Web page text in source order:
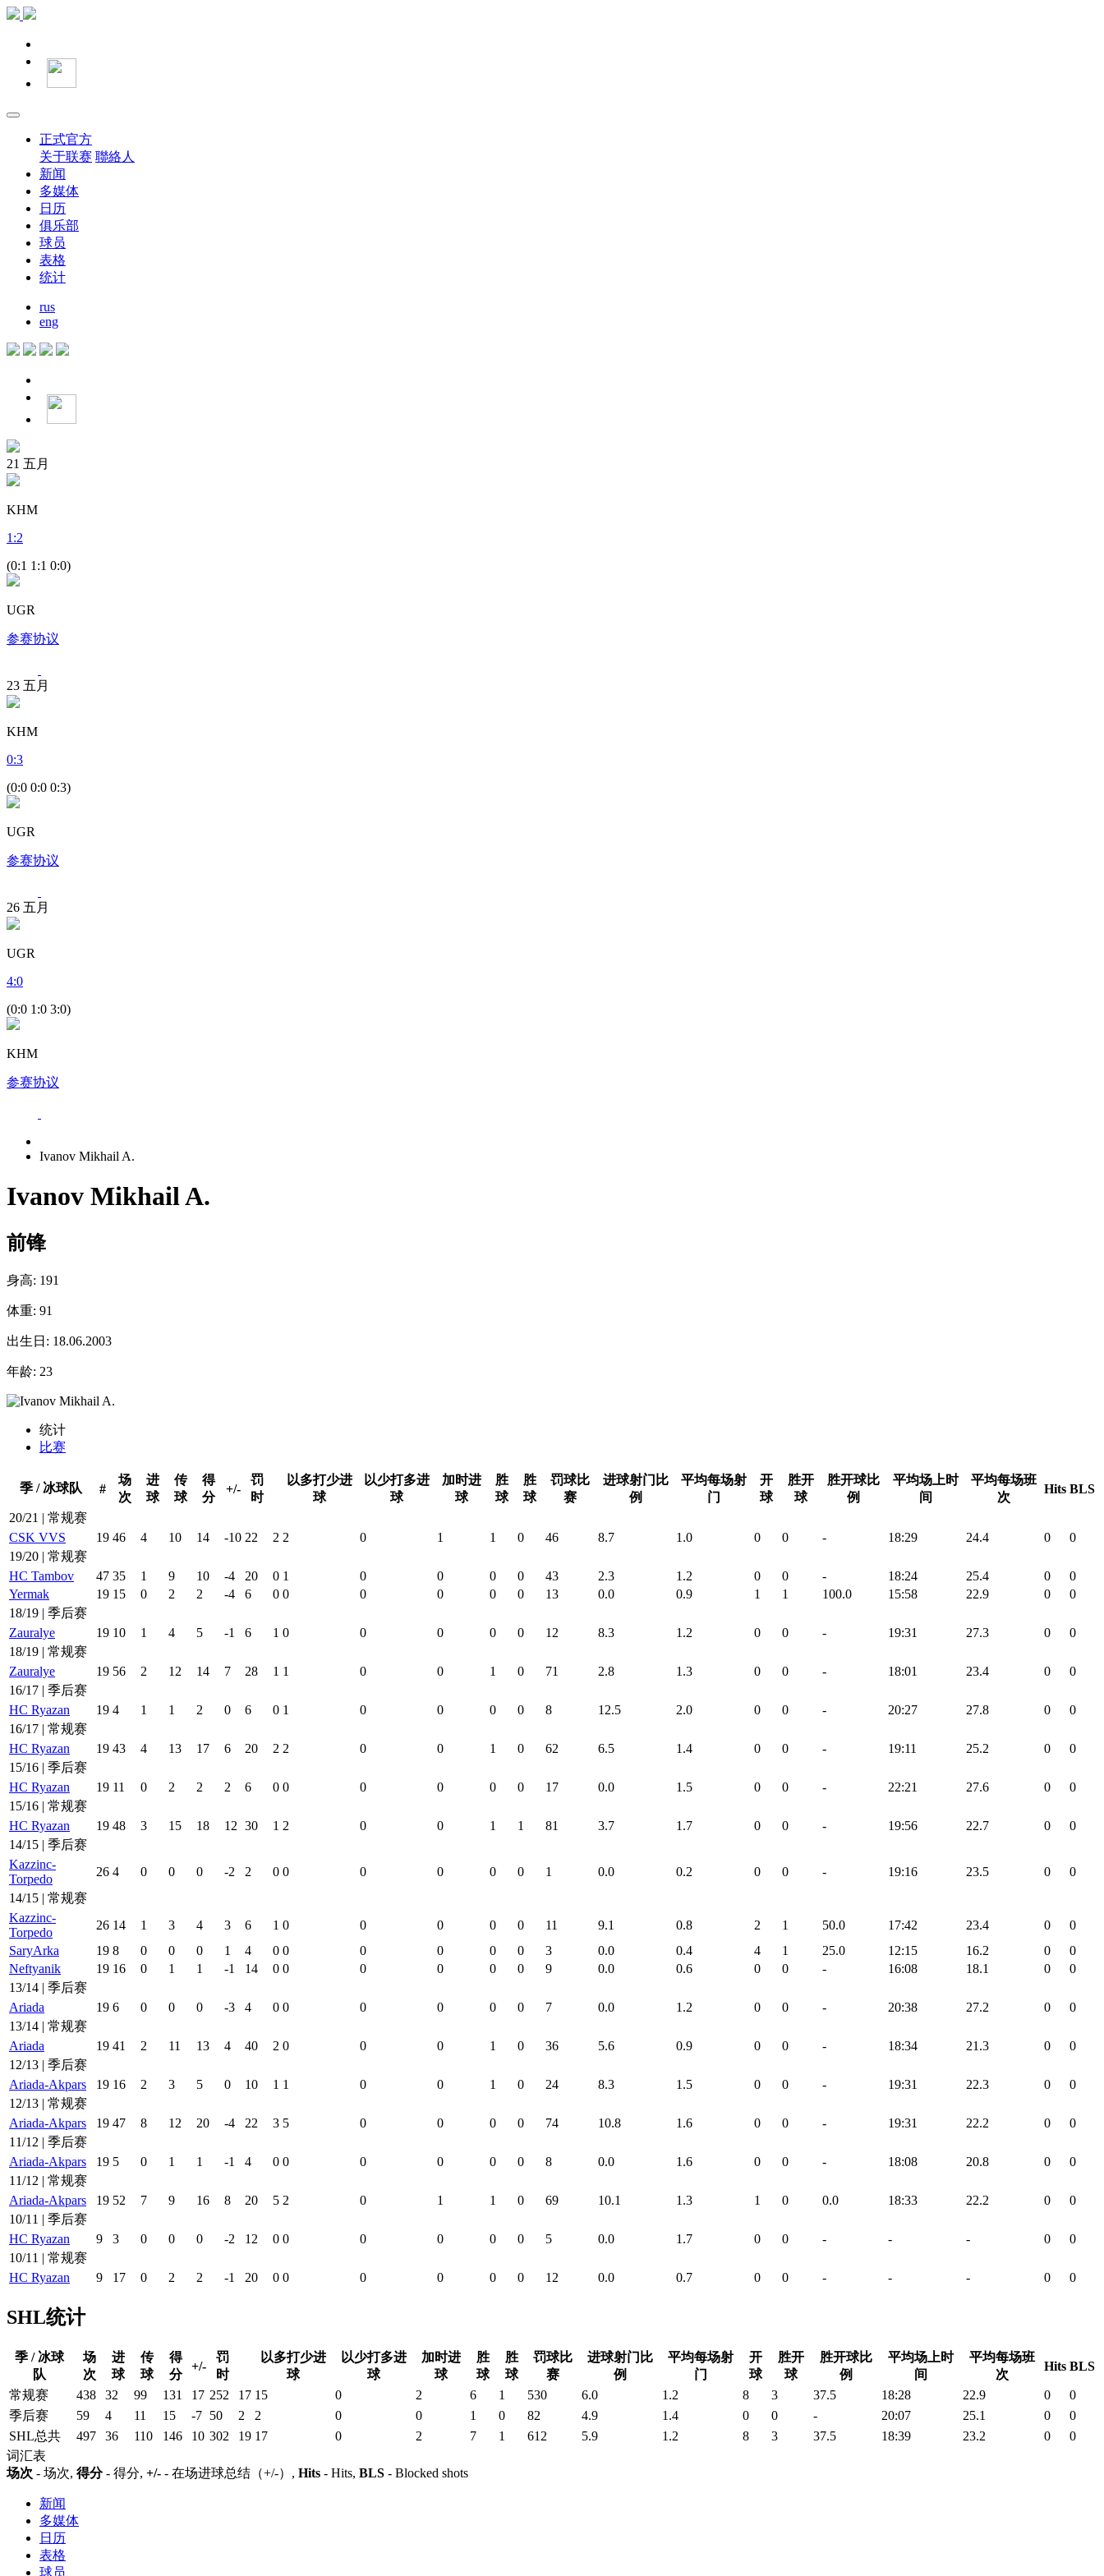
正式官方
关于联赛 聯絡人
新闻
多媒体
日历
俱乐部
球员
表格
统计
rus
eng
21 五月
KHM
1 :2
(0:1 1:1 0:0)
UGR
参赛协议
23 五月
KHM
0:3
(0:0 0:0 0:3)
UGR
参赛协议
26 五月
UGR
4:0
(0:0 1:0 3:0)
KHM
参赛协议
Ivanov Mikhail A.
Ivanov Mikhail A.
前锋
身高: 191
体重: 91
出生日: 18.06.2003
年龄: 23
统计
比赛
季 / 冰球队 #
场
次
进
球
传
球
得
分
+/-
罚
时
以多打少进
球
以少打多进
球
加时进
球
胜
球
胜
球
罚球比
赛
进球射门比
例
平均每场射
门
开
球
胜开
球
胜开球比
例
平均场上时
间
平均每场班
次
Hits BLS
20/21 | 常规赛
CSK VVS
19 46 4 10 14 -10 22 2 2 0 1 1 0 46 8.7 1.0 0 0 - 18:29 24.4 0
0
19/20 | 常规赛
HC Tambov
47 35 1 9 10 -4 20 0 1 0 0 0 0 43 2.3 1.2 0 0 - 18:24 25.4 0
0
Yermak
19 15 0 2 2 -4 6 0 0 0 0 0 0 13 0.0 0.9 1 1 100.0 15:58 22.9 0
0
18/19 | 季后赛
Zauralye
19 10 1 4 5 -1 6 1 0 0 0 0 0 12 8.3 1.2 0 0 - 19:31 27.3 0
0
18/19 | 常规赛
Zauralye
19 56 2 12 14 7 28 1 1 0 0 1 0 71 2.8 1.3 0 0 - 18:01 23.4 0
0
16/17 | 季后赛
HC Ryazan
19 4 1 1 2 0 6 0 1 0 0 0 0 8 12.5 2.0 0 0 - 20:27 27.8 0
0
16/17 | 常规赛
HC Ryazan
19 43 4 13 17 6 20 2 2 0 0 1 0 62 6.5 1.4 0 0 - 19:11 25.2 0
0
15/16 | 季后赛
HC Ryazan
19 11 0 2 2 2 6 0 0 0 0 0 0 17 0.0 1.5 0 0 - 22:21 27.6 0
0
15/16 | 常规赛
HC Ryazan
19 48 3 15 18 12 30 1 2 0 0 1 1 81 3.7 1.7 0 0 - 19:56 22.7 0
0
14/15 | 季后赛
Kazzinc-
Torpedo
26 4 0 0 0 -2 2 0 0 0 0 0 0 1 0.0 0.2 0 0 - 19:16 23.5 0
0
14/15 | 常规赛
Kazzinc-
Torpedo
26 14 1 3 4 3 6 1 0 0 0 0 0 11 9.1 0.8 2 1 50.0 17:42 23.4 0
0
SaryArka
19 8 0 0 0 1 4 0 0 0 0 0 0 3 0.0 0.4 4 1 25.0 12:15 16.2 0
0
Neftyanik
19 16 0 1 1 -1 14 0 0 0 0 0 0 9 0.0 0.6 0 0 - 16:08 18.1 0
0
13/14 | 季后赛
Ariada
19 6 0 0 0 -3 4 0 0 0 0 0 0 7 0.0 1.2 0 0 - 20:38 27.2 0
0
13/14 | 常规赛
Ariada
19 41 2 11 13 4 40 2 0 0 0 1 0 36 5.6 0.9 0 0 - 18:34 21.3 0
0
12/13 | 季后赛
Ariada-Akpars
19 16 2 3 5 0 10 1 1 0 0 1 0 24 8.3 1.5 0 0 - 19:31 22.3 0
0
12/13 | 常规赛
Ariada-Akpars
19 47 8 12 20 -4 22 3 5 0 0 0 0 74 10.8 1.6 0 0 - 19:31 22.2 0
0
11/12 | 季后赛
Ariada-Akpars
19 5 0 1 1 -1 4 0 0 0 0 0 0 8 0.0 1.6 0 0 - 18:08 20.8 0
0
11/12 | 常规赛
Ariada-Akpars
19 52 7 9 16 8 20 5 2 0 1 1 0 69 10.1 1.3 1 0 0.0 18:33 22.2 0
0
10/11 | 季后赛
HC Ryazan
9 3 0 0 0 -2 12 0 0 0 0 0 0 5 0.0 1.7 0 0 - - - 0
0
10/11 | 常规赛
HC Ryazan
9 17 0 2 2 -1 20 0 0 0 0 0 0 12 0.0 0.7 0 0 - - - 0 0
SHL统计
季 / 冰球
队
场
次
进
球
传
球
得
分
+/-
罚
时
以多打少进
球
以少打多进
球
加时进
球
胜
球
胜
球
罚球比
赛
进球射门比
例
平均每场射
门
开
球
胜开
球
胜开球比
例
平均场上时
间
平均每场班
次
Hits BLS
常规赛 438 32 99 131 17 252 17 15 0 2 6 1 530 6.0 1.2 8 3 37.5 18:28 22.9 0
0
季后赛
59 4 11 15 -7 50 2 2 0 0 1 0 82 4.9 1.4 0 0 - 20:07 25.1 0
0
SHL总共
497 36 110 146 10 302 19 17 0 2 7 1 612 5.9 1.2 8 3 37.5 18:39 23.2 0
0
词汇表
场次 - 场次, 得分- 得分, +/- - 在场进球总结（+/-）, Hits - Hits, BLS - Blocked shots
新闻
多媒体
日历
表格
球员